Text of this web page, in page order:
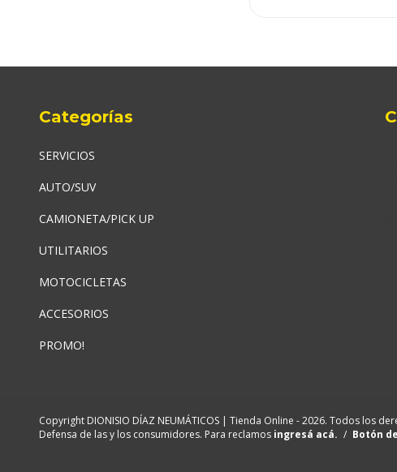
Categorías
SERVICIOS
AUTO/SUV
CAMIONETA/PICK UP
UTILITARIOS
MOTOCICLETAS
ACCESORIOS
PROMO!
Copyright DIONISIO DÍAZ NEUMÁTICOS | Tienda Online - 2026. Todos los
Defensa de las y los consumidores. Para reclamos ingresá acá. / Botón